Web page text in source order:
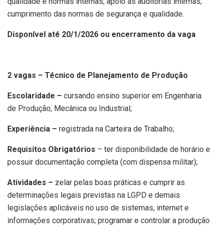
cumprimento das normas de segurança e qualidade.
Disponível até 20/1/2026 ou encerramento da vaga
2 vagas – Técnico de Planejamento de Produção
Escolaridade – cursando ensino superior em Engenharia
de Produção, Mecânica ou Industrial;
Experiência – registrada na Carteira de Trabalho;
Requisitos Obrigatórios – ter disponibilidade de horário e
possuir documentação completa (com dispensa militar);
Atividades – zelar pelas boas práticas e cumprir as
determinações legais previstas na LGPD e demais
legislações aplicáveis no uso de sistemas, internet e
informações corporativas; programar e controlar a produção